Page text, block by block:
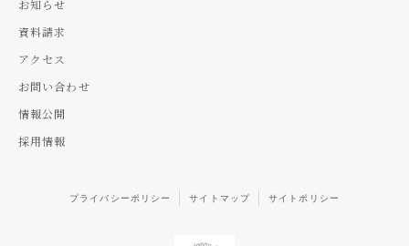
お知らせ
資料請求
アクセス
お問い合わせ
情報公開
採用情報
プライバシーポリシー サイトマップ サイトポリシー